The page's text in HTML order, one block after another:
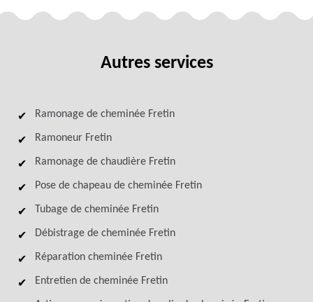
Autres services
Ramonage de cheminée Fretin
Ramoneur Fretin
Ramonage de chaudière Fretin
Pose de chapeau de cheminée Fretin
Tubage de cheminée Fretin
Débistrage de cheminée Fretin
Réparation cheminée Fretin
Entretien de cheminée Fretin